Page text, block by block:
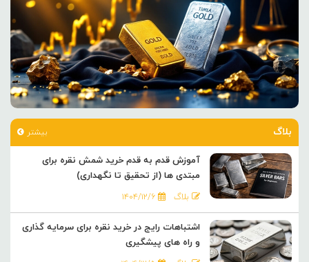
بلاگ بیشتر
آموزش قدم به قدم خرید شمش نقره برای
مبتدی ها (از تحقیق تا نگهداری)
بلاگ ۱۴۰۴/۱۲/۶
اشتباهات رایج در خرید نقره برای سرمایه گذاری
و راه های پیشگیری